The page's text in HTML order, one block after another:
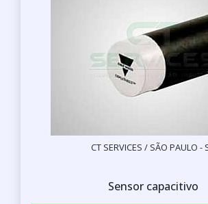
CT SERVICES / SÃO PAULO -
Sensor capacitivo